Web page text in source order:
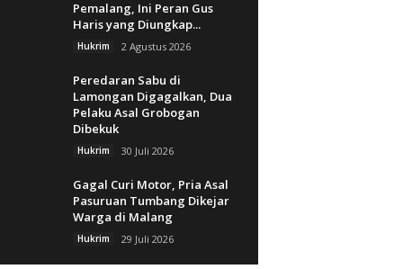
Pemalang, Ini Peran Gus
Haris yang Diungkap...
Hukrim 2 Agustus 2026
Peredaran Sabu di
Lamongan Digagalkan, Dua
Pelaku Asal Grobogan
Dibekuk
Hukrim 30 Juli 2026
Gagal Curi Motor, Pria Asal
Pasuruan Tumbang Dikejar
Warga di Malang
Hukrim 29 Juli 2026